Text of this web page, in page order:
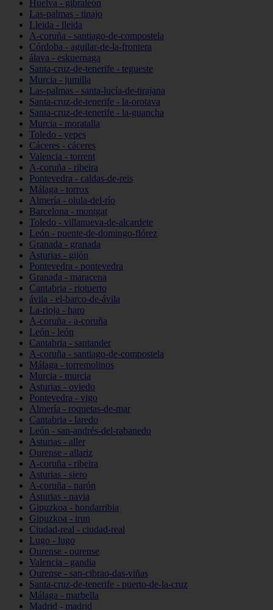
Huelva - gibraleón
Las-palmas - tinajo
Lleida - lleida
A-coruña - santiago-de-compostela
Córdoba - aguilar-de-la-frontera
álava - eskuernaga
Santa-cruz-de-tenerife - tegueste
Murcia - jumilla
Las-palmas - santa-lucía-de-tirajana
Santa-cruz-de-tenerife - la-orotava
Santa-cruz-de-tenerife - la-guancha
Murcia - moratalla
Toledo - yepes
Cáceres - cáceres
Valencia - torrent
A-coruña - ribeira
Pontevedra - caldas-de-reis
Málaga - torrox
Almería - olula-del-río
Barcelona - montgat
Toledo - villanueva-de-alcardete
León - puente-de-domingo-flórez
Granada - granada
Asturias - gijón
Pontevedra - pontevedra
Granada - maracena
Cantabria - riotuerto
ávila - el-barco-de-ávila
La-rioja - haro
A-coruña - a-coruña
León - león
Cantabria - santander
A-coruña - santiago-de-compostela
Málaga - torremolinos
Murcia - murcia
Asturias - oviedo
Pontevedra - vigo
Almería - roquetas-de-mar
Cantabria - laredo
León - san-andrés-del-rabanedo
Asturias - aller
Ourense - allariz
A-coruña - ribeira
Asturias - siero
A-coruña - narón
Asturias - navia
Gipuzkoa - hondarribia
Gipuzkoa - irun
Ciudad-real - ciudad-real
Lugo - lugo
Ourense - ourense
Valencia - gandia
Ourense - san-cibrao-das-viñas
Santa-cruz-de-tenerife - puerto-de-la-cruz
Málaga - marbella
Madrid - madrid